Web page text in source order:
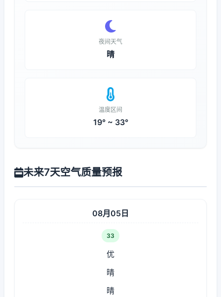
夜间天气
晴
温度区间
19° ~ 33°
未来7天空气质量预报
08月05日
33
优
晴
晴